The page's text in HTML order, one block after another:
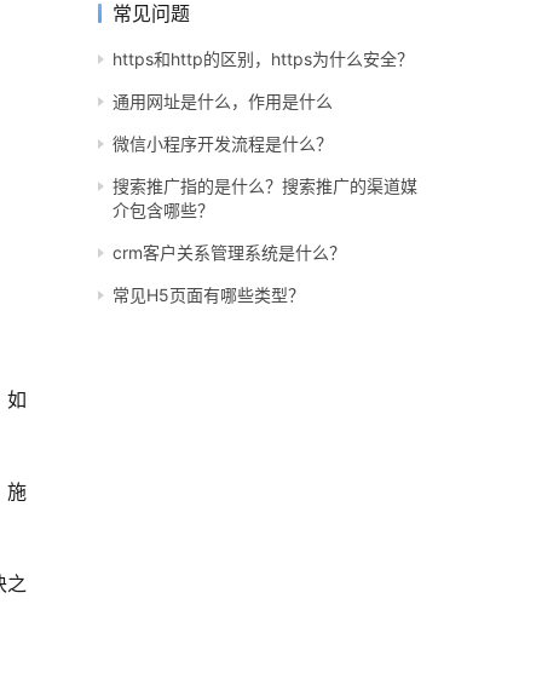
如
施
之
常见问题
https和http的区别，https为什么安全？
通用网址是什么，作用是什么
微信小程序开发流程是什么？
搜索推广指的是什么？搜索推广的渠道媒
介包含哪些？
crm客户关系管理系统是什么？
常见H5页面有哪些类型？